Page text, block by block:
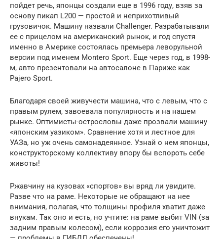
пойдет речь, японцы создали еще в 1996 году, взяв за
основу пикап L200 — простой и неприхотливый
грузовичок. Машину назвали Challenger. Разрабатывали
ее с прицелом на американский рынок, и год спустя
именно в Америке состоялась премьера леворульной
версии под именем Montero Sport. Еще через год, в 1998-
м, авто презентовали на автосалоне в Париже как
Pajero Sport.
Благодаря своей живучести машина, что с левым, что с
правым рулем, завоевала популярность и на нашем
рынке. Оптимисты-острословы даже прозвали машину
«японским уазиком». Сравнение хотя и лестное для
УАЗа, но уж очень самонадеянное. Узнай о нем японцы,
конструкторскому коллективу впору бы вспороть себе
животы!
Ржавчину на кузовах «спортов» вы вряд ли увидите.
Разве что на раме. Некоторые не обращают на нее
внимания, полагая, что толщины профиля хватит даже
внукам. Так оно и есть, но учтите: на раме выбит VIN (за
задним правым колесом), если коррозия его уничтожит